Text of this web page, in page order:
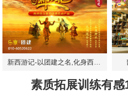
素质拓展训练有感